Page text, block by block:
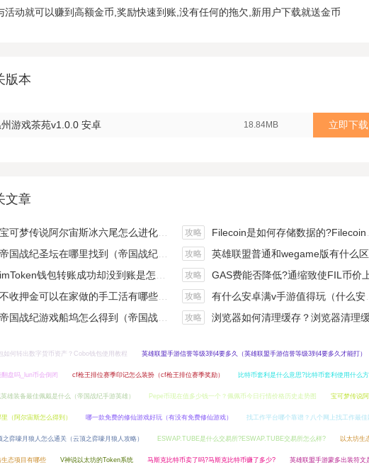
活动就可以赚到高额金币,奖励快速到账,没有任何的拖欠,新用户下载就送金币
版本
游戏茶苑v1.0.0 安卓 18.84MB 立即下载
文章
宝可梦传说阿尔宙斯冰六尾怎么进化（宝可梦冰六尾怎么得） 攻略 Filecoin是如何存储数据的?Filecoin的价值体现和未来前景分析
帝国战纪圣坛在哪里找到（帝国战纪游戏攻略） 攻略 英雄联盟普通和wegame版有什么区别（英雄联盟wegame版和英雄联盟）
imToken钱包转账成功却没到账是怎么回事? 攻略 GAS费能否降低?通缩致使FIL币价上涨,近看
不收押金可以在家做的手工活有哪些？四个可以操作的小项目真是可靠 攻略 有什么安卓满v手游值得玩（什么安卓手游好玩）
帝国战纪游戏船坞怎么得到（帝国战纪战役攻略） 攻略 浏览器如何清理缓存？浏览器清理缓存快捷
如何转出数字货币资产？Cobo钱包使用教程 英雄联盟手游信誉等级3到4要多久（英雄联盟手游信誉等级3到4要多久才能打）
盘吗_lun币会倒闭 cf枪王排位赛季印记怎么装扮（cf枪王排位赛季奖励） 比特币套利是什么意思?比特币套利使用什么
雄装备最佳佩戴是什么（帝国战纪手游英雄） Pepe币现在值多少钱一个？佩佩币今日行情价格历史走势图 宝可梦传说
（阿尔宙斯怎么得到） 哪一款免费的修仙游戏好玩（有没有免费修仙游戏） 找工作平台哪个靠谱？八个网上找工作最佳
之弈嚎月狼人怎么通关（云顶之弈嚎月狼人攻略） ESWAP.TUBE是什么交易所?ESWAP.TUBE交易所怎么样? 以太坊生
态项目有哪些 V神说以太坊的Token系统 马斯克比特币卖了吗?马斯克比特币赚了多少? 英雄联盟手游蒙多出装符文